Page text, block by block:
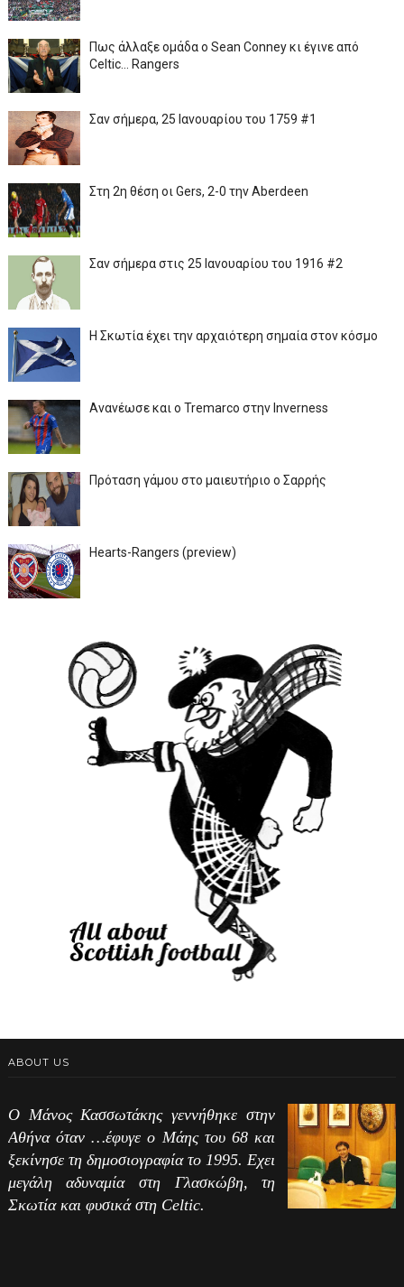
Πως άλλαξε ομάδα ο Sean Conney κι έγινε από
Celtic... Rangers
Σαν σήμερα, 25 Ιανουαρίου του 1759 #1
Στη 2η θέση οι Gers, 2-0 την Aberdeen
Σαν σήμερα στις 25 Ιανουαρίου του 1916 #2
Η Σκωτία έχει την αρχαιότερη σημαία στον κόσμο
Ανανέωσε και ο Tremarco στην Inverness
Πρόταση γάμου στο μαιευτήριο ο Σαρρής
Hearts-Rangers (preview)
ABOUT US
Ο Μάνος Κασσωτάκης γεννήθηκε στην
Αθήνα όταν …έφυγε ο Μάης του 68 και
ξεκίνησε τη δημοσιογραφία το 1995. Εχει
μεγάλη αδυναμία στη Γλασκώβη, τη
Σκωτία και φυσικά στη Celtic.